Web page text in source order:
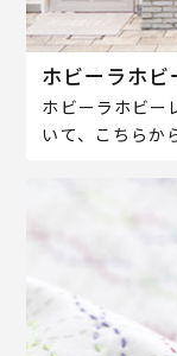
ホビーラホビ
ホビーラホビー
いて、こちらか